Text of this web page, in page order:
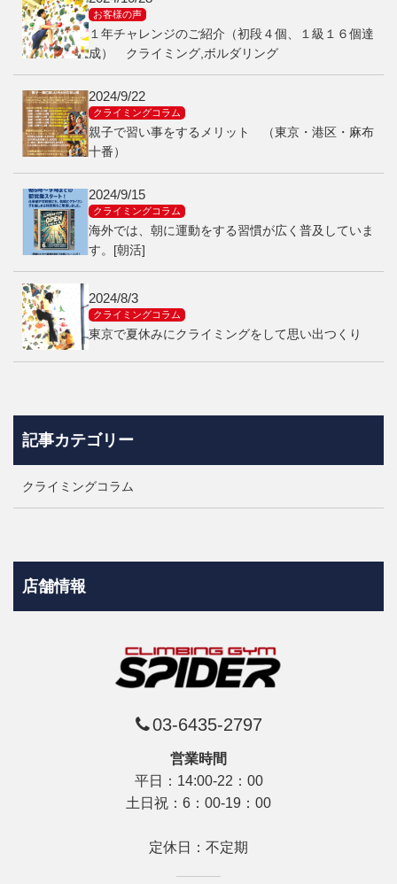
お客様の声
１年チャレンジのご紹介（初段４個、１級１６個達
成） クライミング,ボルダリング
2024/9/22
クライミングコラム
親子で習い事をするメリット （東京・港区・麻布
十番）
2024/9/15
クライミングコラム
海外では、朝に運動をする習慣が広く普及していま
す。[朝活]
2024/8/3
クライミングコラム
東京で夏休みにクライミングをして思い出つくり
記事カテゴリー
クライミングコラム
店舗情報
03-6435-2797
営業時間
平日：14:00-22：00
土日祝：6：00-19：00
定休日：不定期